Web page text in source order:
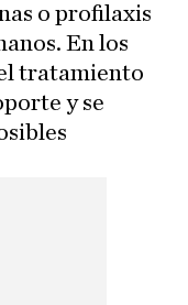
o profilaxis
En los
tratamiento
y se